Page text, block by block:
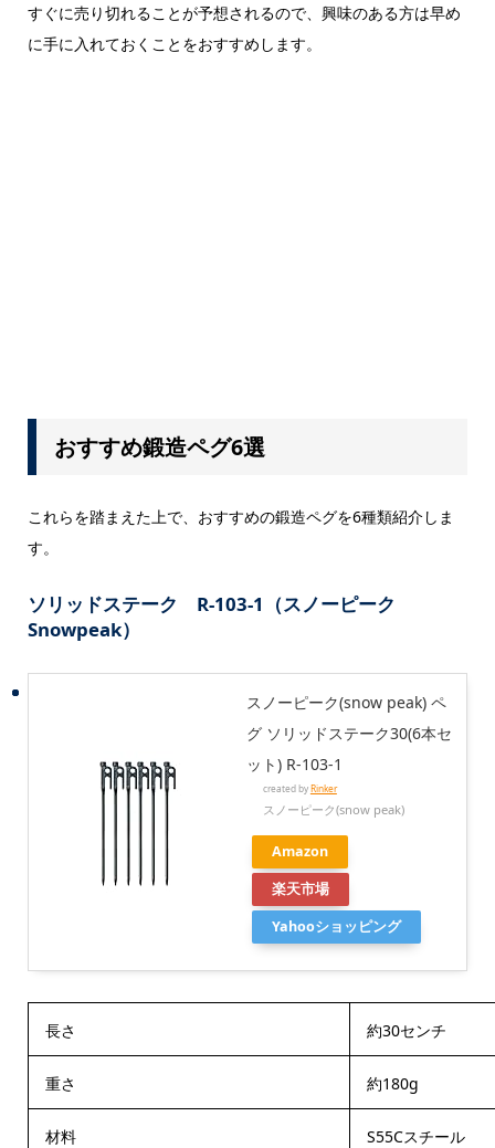
すぐに売り切れることが予想されるので、興味のある方は早め
に手に入れておくことをおすすめします。
おすすめ鍛造ペグ6選
これらを踏まえた上で、おすすめの鍛造ペグを6種類紹介しま
す。
ソリッドステーク R-103-1（スノーピーク
Snowpeak）
スノーピーク(snow peak) ペ
グ ソリッドステーク30(6本セ
ット) R-103-1
created byRinker
スノーピーク(snow peak)
Amazon
楽天市場
Yahooショッピング
長さ 約30センチ
重さ 約180g
材料 S55Cスチール